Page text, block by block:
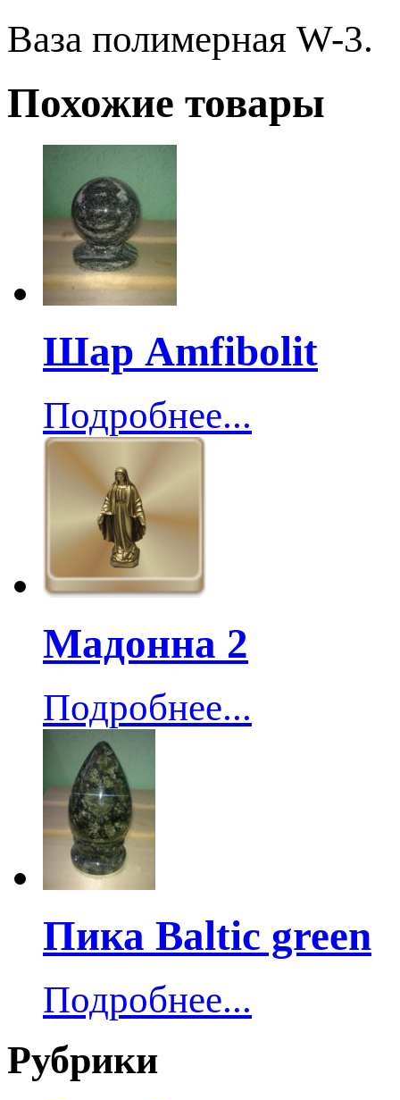
Ваза полимерная W-3.
Похожие товары
Шар Amfibolit
Подробнее...
Мадонна 2
Подробнее...
Пика Baltic green
Подробнее...
Рубрики